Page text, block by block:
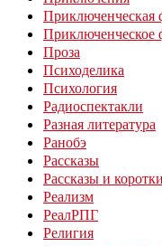
Приключенческая
Приключенческое
Проза
Психоделика
Психология
Радиоспектакли
Разная литература
Ранобэ
Рассказы
Рассказы и
Реализм
РеалРПГ
Религия